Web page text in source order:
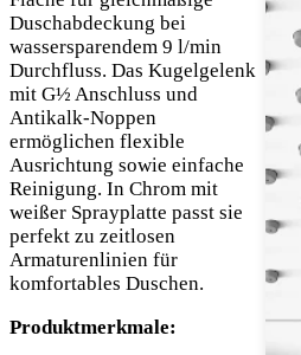
Duschabdeckung bei
wassersparendem 9 l/min
Durchfluss. Das Kugelgelenk
mit G½ Anschluss und
Antikalk-Noppen
ermöglichen flexible
Ausrichtung sowie einfache
Reinigung. In Chrom mit
weißer Sprayplatte passt sie
perfekt zu zeitlosen
Armaturenlinien für
komfortables Duschen.
Produktmerkmale: